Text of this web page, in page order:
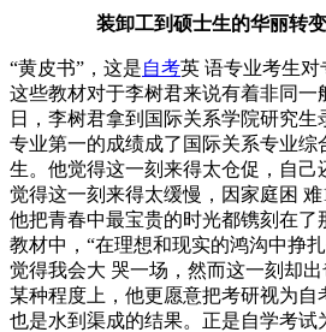
装卸工到硕士生的华丽转
“黄皮书”，这是自考英 语专业考生
这些教材对于李树君来说有着非同一
日，李树君拿到国际关系学院研究生
专业第一的成绩成了国际关系专业综
生。他觉得这一刻来得太仓促，自己
觉得这一刻来得太缓慢，因家庭困 难
他把青春中最宝贵的时光都镌刻在了
教材中，“在理想和现实的鸿沟中挣
觉得我会大 哭一场，然而这一刻却
某种程度上，他更愿意把考研视为自
也是水到渠成的结果。正是自学考试